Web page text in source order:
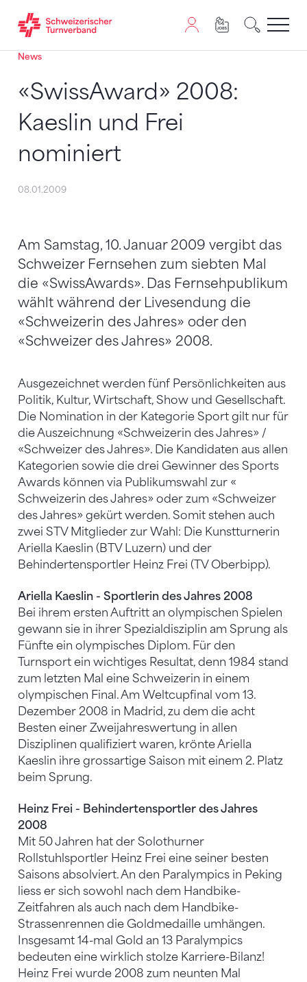
Zum Inhalt springen
Zur Sitemap navigieren
Zum Navigieren dieser Seite wird JavaScript benötigt.
News
«SwissAward» 2008:
Kaeslin und Frei
nominiert
08.01.2009
Am Samstag, 10. Januar 2009 vergibt das
Schweizer Fernsehen zum siebten Mal
die «SwissAwards». Das Fernsehpublikum
wählt während der Livesendung die
«Schweizerin des Jahres» oder den
«Schweizer des Jahres» 2008.
Ausgezeichnet werden fünf Persönlichkeiten aus
Politik, Kultur, Wirtschaft, Show und Gesellschaft.
Die Nomination in der Kategorie Sport gilt nur für
die Auszeichnung «Schweizerin des Jahres» /
«Schweizer des Jahres». Die Kandidaten aus allen
Kategorien sowie die drei Gewinner des Sports
Awards können via Publikumswahl zur «
Schweizerin des Jahres» oder zum «Schweizer
des Jahres» gekürt werden. Somit stehen auch
zwei STV Mitglieder zur Wahl: Die Kunstturnerin
Ariella Kaeslin (BTV Luzern) und der
Behindertensportler Heinz Frei (TV Oberbipp).
Ariella Kaeslin - Sportlerin des Jahres 2008
Bei ihrem ersten Auftritt an olympischen Spielen
gewann sie in ihrer Spezialdisziplin am Sprung als
Fünfte ein olympisches Diplom. Für den
Turnsport ein wichtiges Resultat, denn 1984 stand
zum letzten Mal eine Schweizerin in einem
olympischen Final. Am Weltcupfinal vom 13.
Dezember 2008 in Madrid, zu dem die acht
Besten einer Zweijahreswertung in allen
Disziplinen qualifiziert waren, krönte Ariella
Kaeslin ihre grossartige Saison mit einem 2. Platz
beim Sprung.
Heinz Frei - Behindertensportler des Jahres
2008
Mit 50 Jahren hat der Solothurner
Rollstuhlsportler Heinz Frei eine seiner besten
Saisons absolviert. An den Paralympics in Peking
liess er sich sowohl nach dem Handbike-
Zeitfahren als auch nach dem Handbike-
Strassenrennen die Goldmedaille umhängen.
Insgesamt 14-mal Gold an 13 Paralympics
bedeuten eine wirklich stolze Karriere-Bilanz!
Heinz Frei wurde 2008 zum neunten Mal